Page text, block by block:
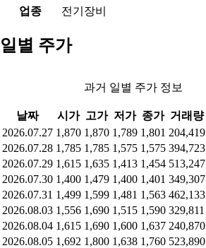
업종
전기장비
일별 주가
과거 일별 주가 정보
날짜 시가 고가 저가 종가 거래량
2026.07.27 1,870 1,870 1,789 1,801 204,419
2026.07.28 1,785 1,785 1,575 1,575 394,723
2026.07.29 1,615 1,635 1,413 1,454 513,247
2026.07.30 1,400 1,479 1,400 1,401 349,307
2026.07.31 1,499 1,599 1,481 1,563 462,133
2026.08.03 1,556 1,690 1,515 1,590 329,811
2026.08.04 1,615 1,690 1,600 1,637 240,870
2026.08.05 1,692 1,800 1,638 1,760 523,890